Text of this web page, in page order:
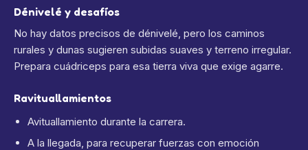
Dénivelé y desafíos
No hay datos precisos de dénivelé, pero los caminos
rurales y dunas sugieren subidas suaves y terreno irregular.
Prepara cuádriceps para esa tierra viva que exige agarre.
Ravituallamientos
Avituallamiento durante la carrera.
A la llegada, para recuperar fuerzas con emoción